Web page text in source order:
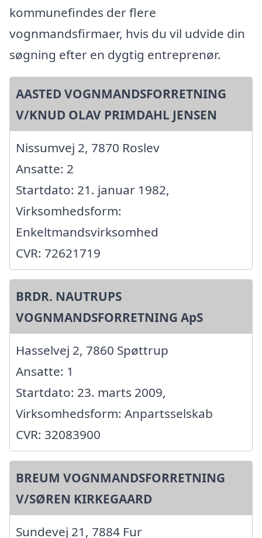
kommunefindes der flere
vognmandsfirmaer, hvis du vil udvide din
søgning efter en dygtig entreprenør.
AASTED VOGNMANDSFORRETNING
V/KNUD OLAV PRIMDAHL JENSEN
Nissumvej 2, 7870 Roslev
Ansatte: 2
Startdato: 21. januar 1982,
Virksomhedsform:
Enkeltmandsvirksomhed
CVR: 72621719
BRDR. NAUTRUPS
VOGNMANDSFORRETNING ApS
Hasselvej 2, 7860 Spøttrup
Ansatte: 1
Startdato: 23. marts 2009,
Virksomhedsform: Anpartsselskab
CVR: 32083900
BREUM VOGNMANDSFORRETNING
V/SØREN KIRKEGAARD
Sundevej 21, 7884 Fur